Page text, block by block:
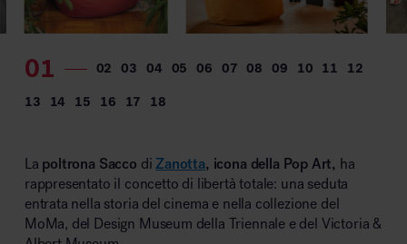
La poltrona Sacco di Zanotta, icona della Pop Art, ha
rappresentato il concetto di libertà totale: una seduta
entrata nella storia del cinema e nella collezione del
MoMa, del Design Museum della Triennale e del Victoria &